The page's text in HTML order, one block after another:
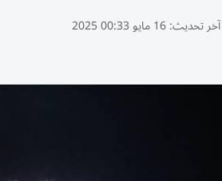
آخر تحديث:16 مايو 00:33 2025